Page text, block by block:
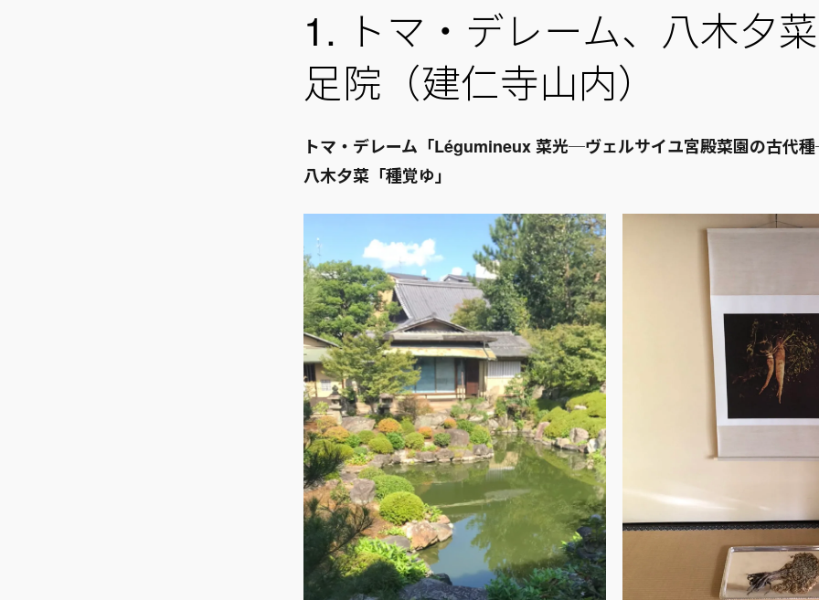
1. トマ・デレーム、八木夕
足院（建仁寺山内）
トマ・デレーム「Légumineux 菜光─ヴェルサイユ宮殿菜園の古代
八木夕菜「種覚ゆ」